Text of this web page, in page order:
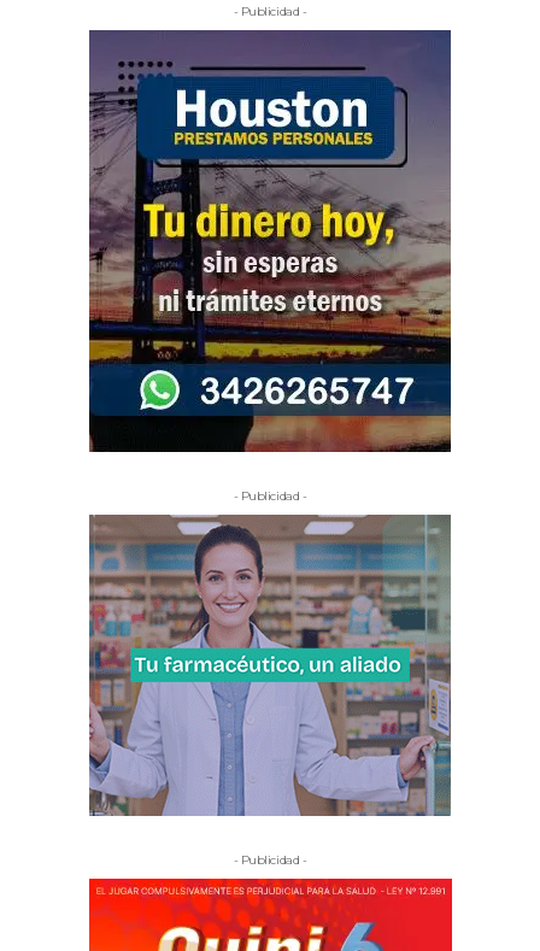
- Publicidad -
- Publicidad -
- Publicidad -